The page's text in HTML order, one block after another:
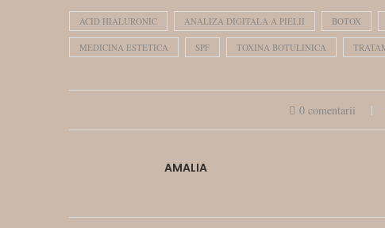
ACID HIALURONIC ANALIZA DIGITALA A PIELII BOTOX
MEDICINA ESTETICA SPF TOXINA BOTULINICA
0 comentarii
AMALIA